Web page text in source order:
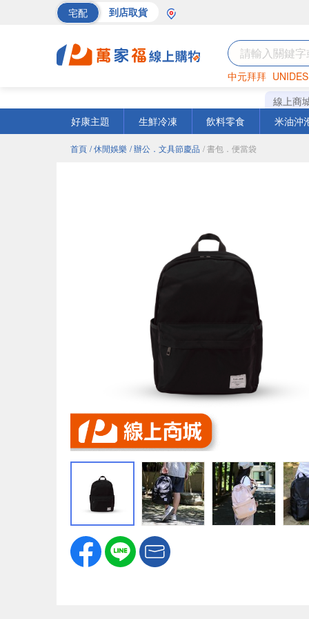
宅配 到店取貨
中元拜拜
罐頭 海苔
線上商
好康主題
生鮮冷凍 飲料零食 米油沖
首頁 / 休閒娛樂 / 辦公．文具節慶品 / 書包．便當袋